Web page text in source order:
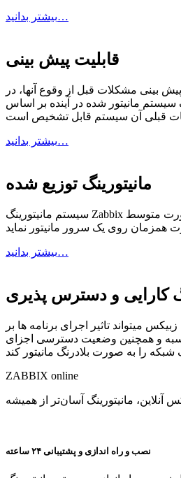
بیشتر بدانید…
قابلیت پیش بینی
پیش بینی مشکلات قبل از وقوع آنها، در Zabbix به واقعیت تبدیل
مانیتور شده در آینده بر اساس
بیشتر بدانید…
مانیتورینگ توزیع شده
سیستم مانیتورینگ Zabbix این قابلیت را دارد که به صورت متوسط
بیشتر بدانید…
کارایی و دسترس پذیری
میتواند تاثیر اجرای برنامه ها بر
و همچنین وضعیت دسترسی اجزای
ZABBIX online
آنلاین، مانیتورینگ آسان‌تر از همیشه
نصب و راه اندازی و پشتیبانی ۲۴ ساعته